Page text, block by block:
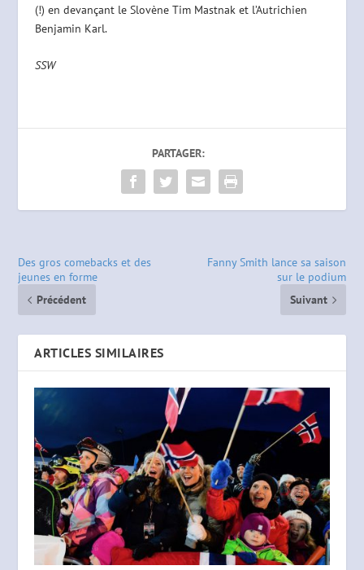
(!) en devançant le Slovène Tim Mastnak et l’Autrichien
Benjamin Karl.
SSW
PARTAGER:
Des gros comebacks et des
jeunes en forme
Précédent
Fanny Smith lance sa saison
sur le podium
Suivant
ARTICLES SIMILAIRES